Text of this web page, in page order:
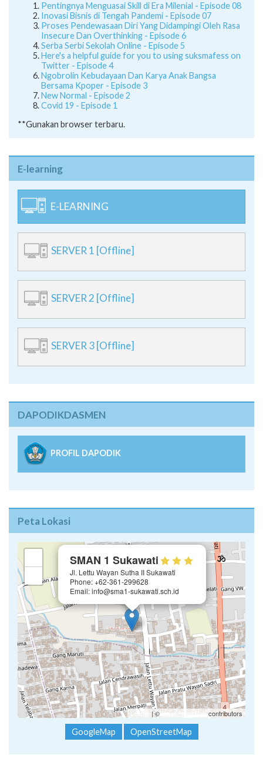
Pentingnya Menguasai Skill di Era Milenial - Episode 08
Inovasi Bisnis di Tengah Pandemi - Episode 07
Proses Pendewasaan Diri Yang Didampingi Oleh Rasa
Insecure Dan Overthinking - Episode 6
Serba Serbi Sekolah Online - Episode 5
Here's a helpful guide for you to using suksmafess on
Twitter - Episode 4
Ngobrolin Kebudayaan Dan Karya Anak Bangsa
Bersama Kpoper - Episode 3
New Normal - Episode 2
Covid 19 - Episode 1
**Gunakan browser terbaru.
E-learning
E-LEARNING
SERVER 1 [Offline]
SERVER 2 [Offline]
SERVER 3 [Offline]
DAPODIKDASMEN
PROFIL DAPODIK
Peta Lokasi
SMAN 1 Sukawati
Jl. Lettu Wayan Sutha II Sukawati
Phone: +62-361-299628
Email: info@sma1-sukawati.sch.id
Leaflet | ©OpenStreetMap contributors
GoogleMap OpenStreetMap